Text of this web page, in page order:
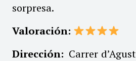
sorpresa.
Valoración:
Dirección: Carrer